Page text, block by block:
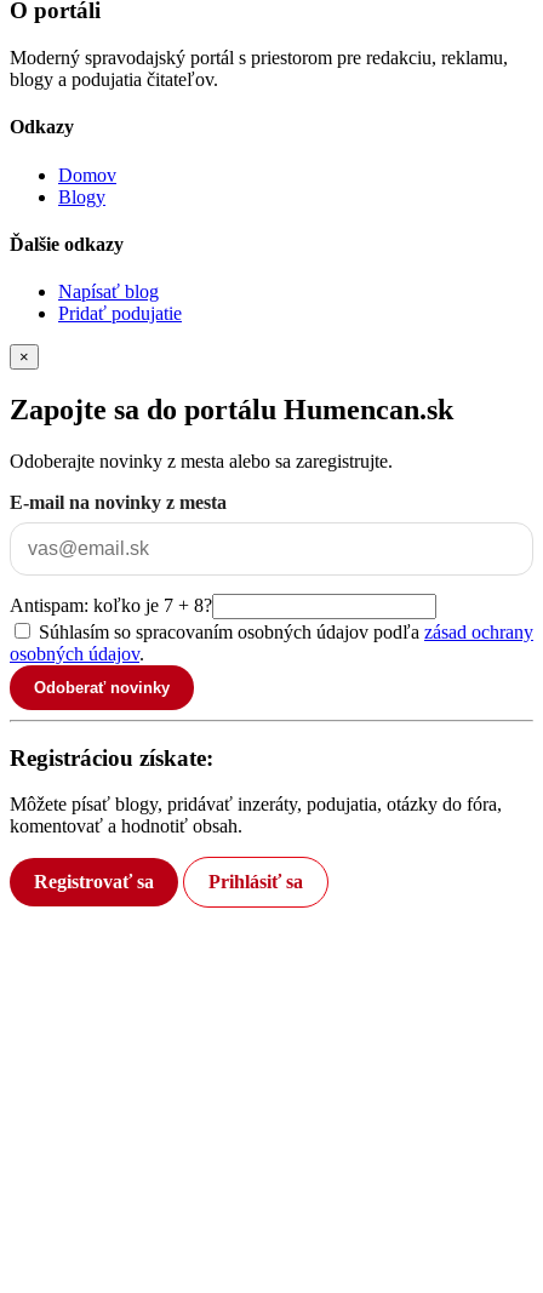
O portáli
Moderný spravodajský portál s priestorom pre redakciu, reklamu,
blogy a podujatia čitateľov.
Odkazy
Domov
Blogy
Ďalšie odkazy
Napísať blog
Pridať podujatie
×
Zapojte sa do portálu Humencan.sk
Odoberajte novinky z mesta alebo sa zaregistrujte.
E-mail na novinky z mesta
Antispam: koľko je 7 + 8?
Súhlasím so spracovaním osobných údajov podľa zásad ochrany
osobných údajov.
Odoberať novinky
Registráciou získate:
Môžete písať blogy, pridávať inzeráty, podujatia, otázky do fóra,
komentovať a hodnotiť obsah.
Registrovať sa Prihlásiť sa